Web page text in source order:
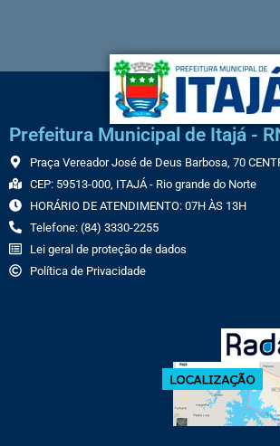
Prefeitura Municipal de Itajá -
Praça Vereador José de Deus Barbosa, 70
CEP: 59513-000, ITAJÁ - Rio grande do Norte
HORÁRIO DE ATENDIMENTO: 07H ÀS 13H
Telefone: (84) 3330-2255
Lei geral de proteção de dados
Política de Privacidade